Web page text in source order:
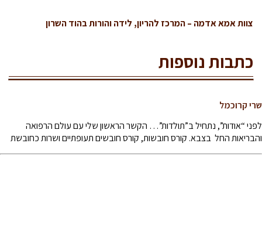
צוות אמא אדמה – המרכז להריון, לידה והורות בהוד השרון
כתבות נוספות
שרי קרוכמל
לפני “אודות”, נתחיל ב”תולדות”… הקשר הראשון שלי עם עולם הרפואה
והבריאות החל בצבא. קורס חובשות, קורס חובשים תעופתיים ושרות כחובשת